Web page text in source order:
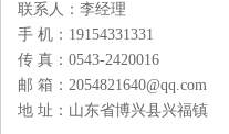
联系人：李经理
手 机：19154331331
传 真：0543-2420016
邮 箱：2054821640@qq.com
地 址：山东省博兴县兴福镇